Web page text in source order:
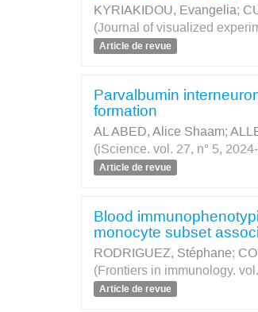
KYRIAKIDOU, Evangelia;
(Journal of visualized
Article de revue
Parvalbumin
formation
AL ABED, Alice Shaam;
(iScience. vol. 27, n° 5,
Article de revue
Blood
monocyte subset
RODRIGUEZ, Stéphane;
(Frontiers in immunology.
Article de revue